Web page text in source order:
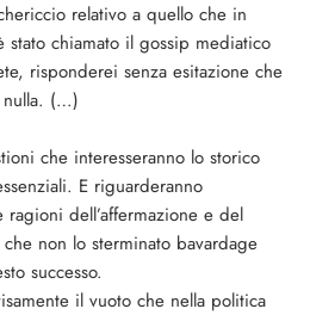
relativo a quello che in
stato chiamato il gossip mediatico
risponderei senza esitazione che
nulla. (…)
che interesseranno lo storico
E riguarderanno
dell’affermazione e del
non lo sterminato bavardage
successo.
il vuoto che nella politica